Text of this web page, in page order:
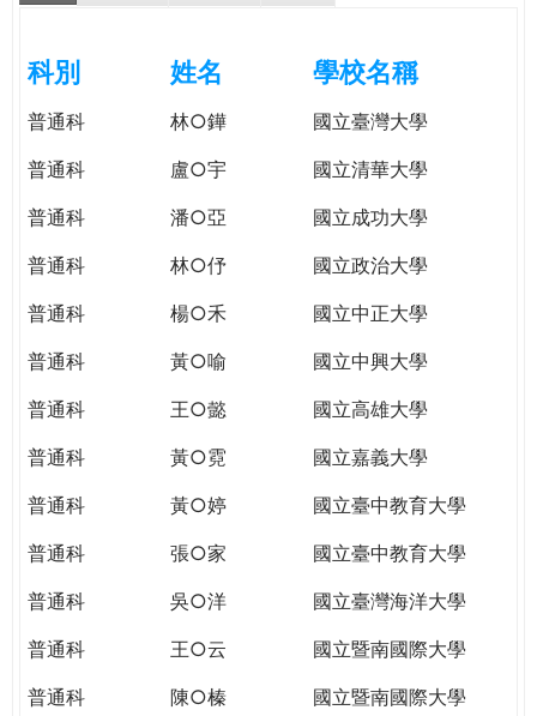
格。
WAGOR
TODAY
THE
WORLD
PUTTING
e
r
e
科別 姓名 學校名稱
普通科 林○鏵
國立臺灣大學
普通科
盧○宇
國立清華大學
普通科
潘○亞
國立成功大學
普通科
林○伃
國立政治大學
普通科
楊○禾
國立中正大學
普通科
黃○喻
國立中興大學
普通科
王○懿
國立高雄大學
普通科
黃○霓
國立嘉義大學
普通科
黃○婷
國立臺中教育大學
普通科
張○家
國立臺中教育大學
普通科
吳○洋
國立臺灣海洋大學
普通科
王○云
國立暨南國際大學
普通科
陳○榛
國立暨南國際大學